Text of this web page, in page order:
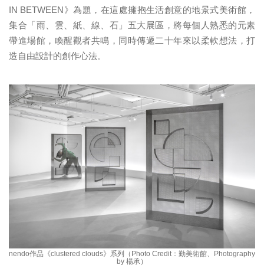
IN BETWEEN》為題，在這處擁抱生活創意的地景式美術館，
集合「雨、雲、紙、線、石」五大展區，將每個人熟悉的元素
帶進場館，喚醒觀者共鳴，同時傳遞二十年來以柔軟想法，打
造自由設計的創作心法。
nendo作品《clustered clouds》系列（Photo Credit：勤美術館、Photography
by 楊承）